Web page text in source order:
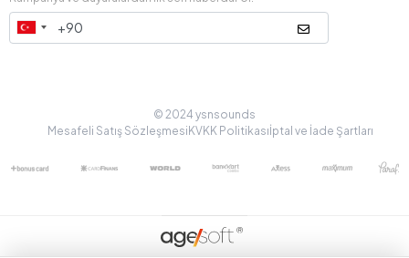
© 2024 ysnsounds
Mesafeli Satış Sözleşmesi KVKK Politikasıİptal ve İade Şartları